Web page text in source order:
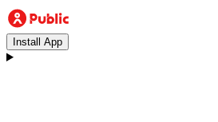
Install App